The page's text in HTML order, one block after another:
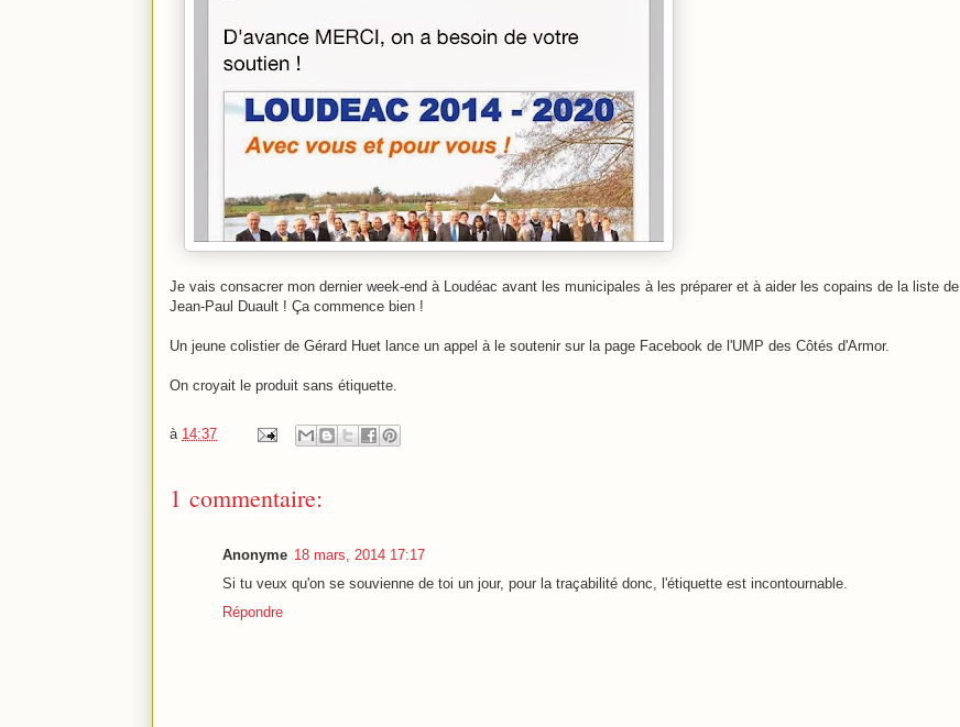
Je vais consacrer mon dernier week-end à Loudéac avant les municipales à les préparer et à aider les copains de la liste de
Jean-Paul Duault ! Ça commence bien !
Un jeune colistier de Gérard Huet lance un appel à le soutenir sur la page Facebook de l'UMP des Côtés d'Armor.
On croyait le produit sans étiquette.
à 14:37
1 commentaire:
Anonyme 18 mars, 2014 17:17
Si tu veux qu'on se souvienne de toi un jour, pour la traçabilité donc, l'étiquette est incontournable.
Répondre